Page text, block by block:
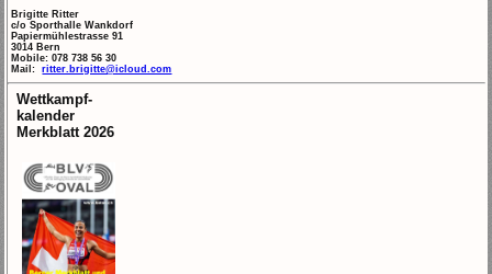
Brigitte Ritter
c/o Sporthalle Wankdorf
Papiermühlestrasse 91
3014 Bern
Mobile: 078 738 56 30
Mail:ritter.brigitte@icloud.com
Wettkampf-
kalender
Merkblatt 2026